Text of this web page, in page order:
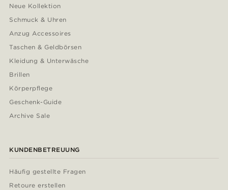
Neue Kollektion
Schmuck & Uhren
Anzug Accessoires
Taschen & Geldbörsen
Kleidung & Unterwäsche
Brillen
Körperpflege
Geschenk-Guide
Archive Sale
KUNDENBETREUUNG
Häufig gestellte Fragen
Retoure erstellen